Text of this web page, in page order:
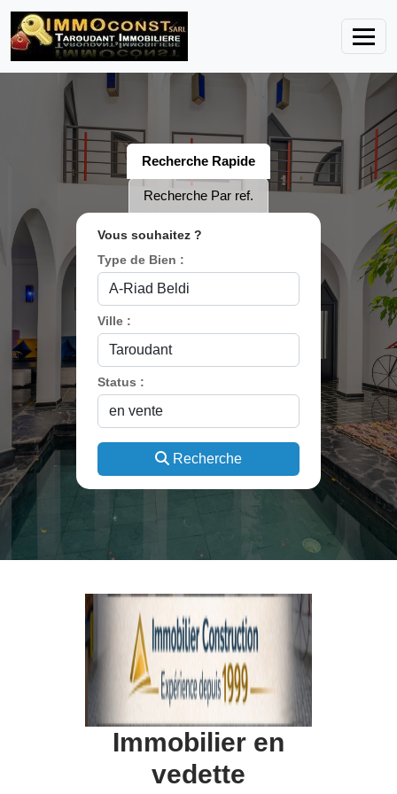
Recherche Rapide
Recherche Par ref.
Vous souhaitez ?
Type de Bien :
Ville :
Status :
Recherche
Immobilier en
vedette